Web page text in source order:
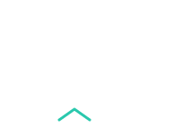
más...